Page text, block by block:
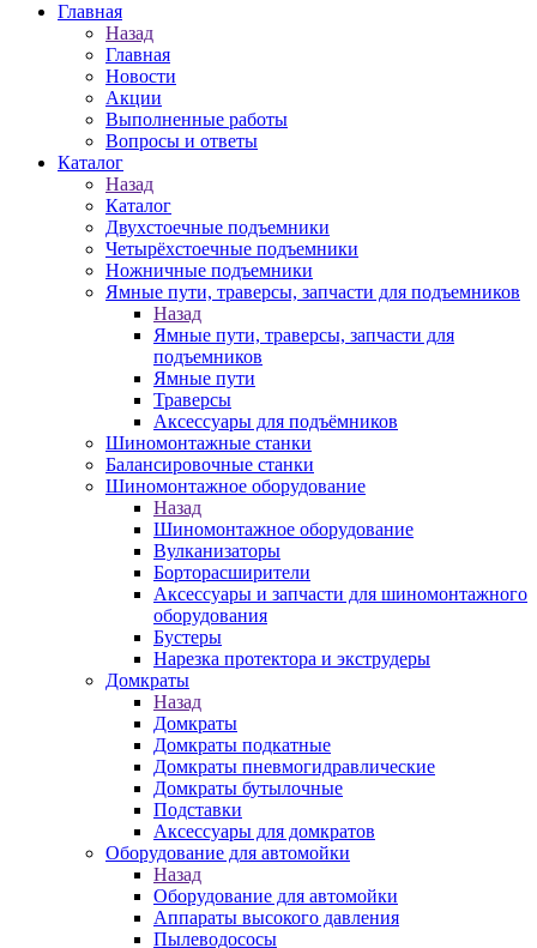
Главная
Назад
Главная
Новости
Акции
Выполненные работы
Вопросы и ответы
Каталог
Назад
Каталог
Двухстоечные подъемники
Четырёхстоечные подъемники
Ножничные подъемники
Ямные пути, траверсы, запчасти для подъемников
Назад
Ямные пути, траверсы, запчасти для
подъемников
Ямные пути
Траверсы
Аксессуары для подъёмников
Шиномонтажные станки
Балансировочные станки
Шиномонтажное оборудование
Назад
Шиномонтажное оборудование
Вулканизаторы
Борторасширители
Аксессуары и запчасти для шиномонтажного
оборудования
Бустеры
Нарезка протектора и экструдеры
Домкраты
Назад
Домкраты
Домкраты подкатные
Домкраты пневмогидравлические
Домкраты бутылочные
Подставки
Аксессуары для домкратов
Оборудование для автомойки
Назад
Оборудование для автомойки
Аппараты высокого давления
Пылеводососы